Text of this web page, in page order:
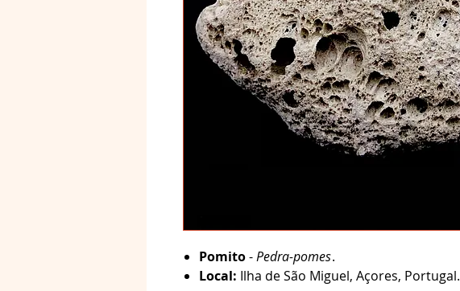
Pomito-Pedra-pomes.
Local: Ilha de São Miguel, Açores, Portugal.